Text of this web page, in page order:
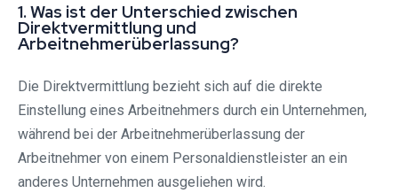
1. Was ist der Unterschied zwischen
Direktvermittlung und
Arbeitnehmerüberlassung?
Die Direktvermittlung bezieht sich auf die direkte
Einstellung eines Arbeitnehmers durch ein Unternehmen,
während bei der Arbeitnehmerüberlassung der
Arbeitnehmer von einem Personaldienstleister an ein
anderes Unternehmen ausgeliehen wird.